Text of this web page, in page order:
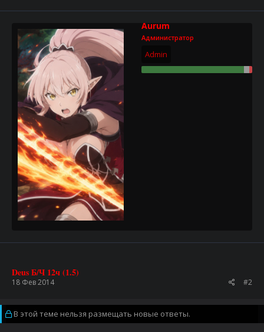
Aurum
Администратор
Admin
Deus Б/Ч 12ч (1.5)
18 Фев 2014 #2
В этой теме нельзя размещать новые ответы.